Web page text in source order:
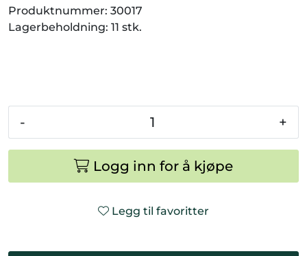
Produktnummer: 30017
Lagerbeholdning: 11 stk.
- +
Logg inn for å kjøpe
Legg til favoritter